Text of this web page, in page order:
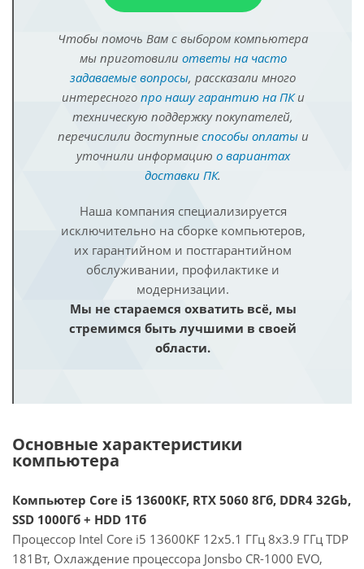
Чтобы помочь Вам с выбором компьютера
мы приготовили ответы на часто
задаваемые вопросы, рассказали много
интересного про нашу гарантию на ПКи
техническую поддержку покупателей,
перечислили доступные способы оплатыи
уточнили информацию о вариантах
доставки ПК.
Наша компания специализируется
исключительно на сборке компьютеров,
их гарантийном и постгарантийном
обслуживании, профилактике и
модернизации.
Мы не стараемся охватить всё, мы
стремимся быть лучшими в своей
области.
Основные характеристики
компьютера
Компьютер Core i5 13600KF, RTX 5060 8Гб, DDR4 32Gb,
SSD 1000Гб + HDD 1Тб
Процессор Intel Core i5 13600KF 12x5.1 ГГц 8x3.9 ГГц TDP
181Вт, Охлаждение процессора Jonsbo CR-1000 EVO,